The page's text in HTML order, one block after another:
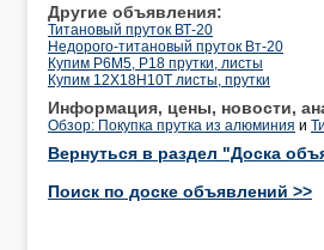
Другие объявления:
Титановый пруток ВТ-20
Недорого-титановый пруток Вт-20
Купим Р6М5, Р18 прутки, листы
Купим 12Х18Н10Т листы, прутки
Информация, цены, новости,
Обзор: Покупка прутка из алюминия и
Вернуться в раздел "Доска
Поиск по доске объявлений >>